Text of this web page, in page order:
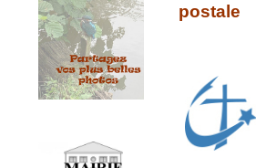
postale